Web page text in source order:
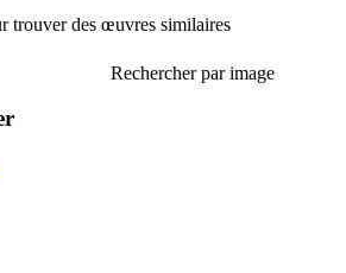
trouver des œuvres similaires
Rechercher par image